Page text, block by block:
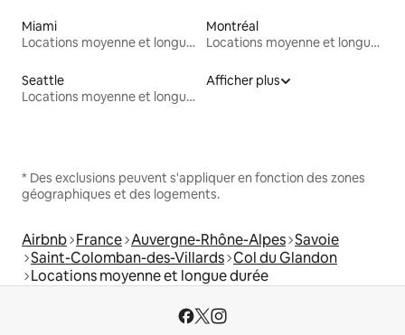
Miami
Locations moyenne et longue durée
Montréal
Locations moyenne et longue durée
Seattle
Locations moyenne et longue durée
Afficher plus
* Des exclusions peuvent s'appliquer en fonction des zones
géographiques et des logements.
Airbnb France Auvergne-Rhône-Alpes Savoie
Saint-Colomban-des-Villards Col du Glandon
Locations moyenne et longue durée